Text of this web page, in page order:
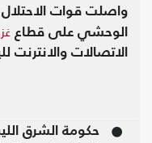
واصلت قوات الاحتلال
الوحشي على قطاع
الاتصالات والانترنت
حكومة الشرق